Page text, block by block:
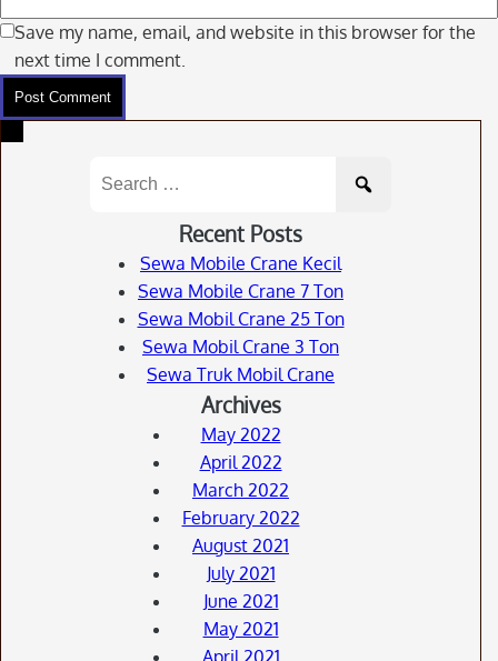
Save my name, email, and website in this browser for the
next time I comment.
for:
Recent Posts
Sewa Mobile Crane Kecil
Sewa Mobile Crane 7 Ton
Sewa Mobil Crane 25 Ton
Sewa Mobil Crane 3 Ton
Sewa Truk Mobil Crane
Archives
May 2022
April 2022
March 2022
February 2022
August 2021
July 2021
June 2021
May 2021
April 2021